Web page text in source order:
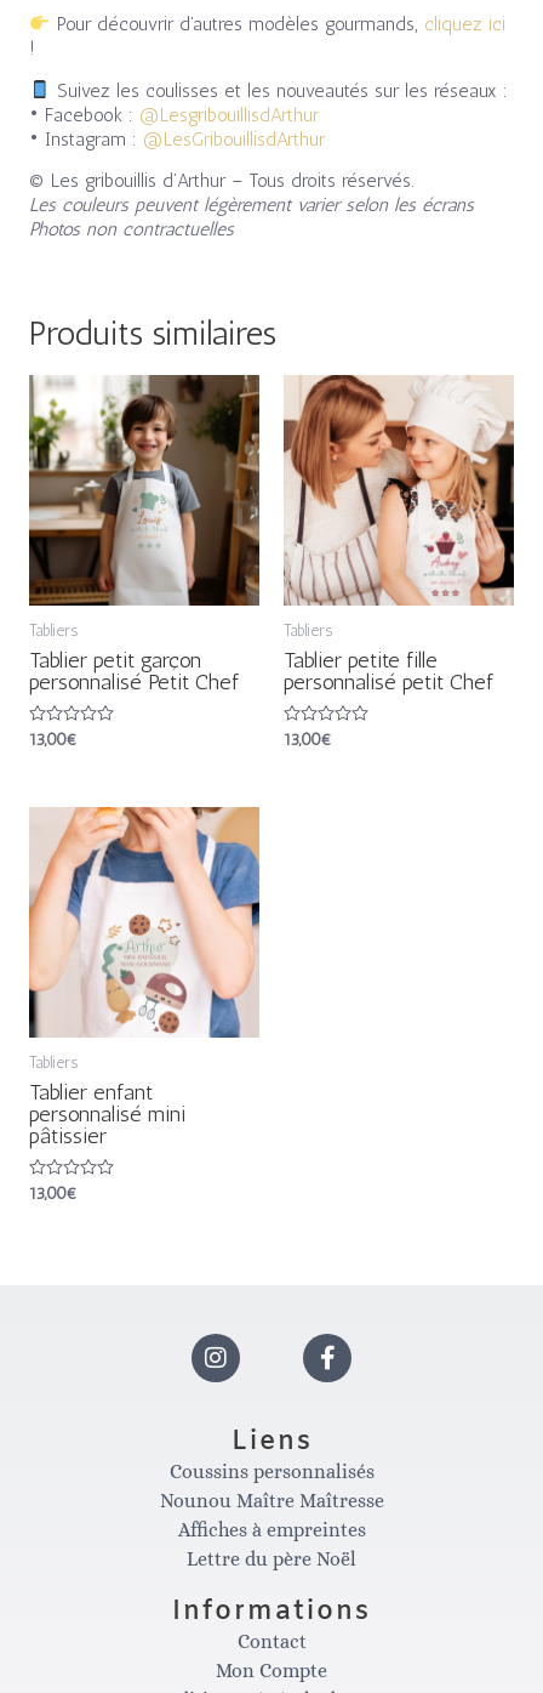
Pour découvrir d’autres modèles gourmands, cliquez ici
!
Suivez les coulisses et les nouveautés sur les réseaux :
• Facebook : @LesgribouillisdArthur
• Instagram : @LesGribouillisdArthur
© Les gribouillis d’Arthur – Tous droits réservés.
Les couleurs peuvent légèrement varier selon les écrans
Photos non contractuelles
Produits similaires
Tabliers
Tablier petit garçon
personnalisé Petit Chef
Note
13,00€
Tabliers
Tablier petite fille
personnalisé petit Chef
Note
13,00€
Tabliers
Tablier enfant
personnalisé mini
pâtissier
Note
13,00€
I
n
s
t
a
F
a
c
e
b
Liens
Coussins personnalisés
Nounou Maître Maîtresse
Affiches à empreintes
Lettre du père Noël
Informations
Contact
Mon Compte